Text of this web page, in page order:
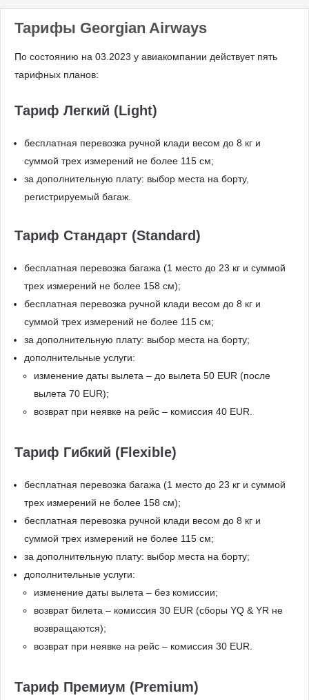
Тарифы Georgian Airways
По состоянию на 03.2023 у авиакомпании действует пять
тарифных планов:
Тариф Легкий (Light)
бесплатная перевозка ручной клади весом до 8 кг и
суммой трех измерений не более 115 см;
за дополнительную плату: выбор места на борту,
регистрируемый багаж.
Тариф Стандарт (Standard)
бесплатная перевозка багажа (1 место до 23 кг и суммой
трех измерений не более 158 см);
бесплатная перевозка ручной клади весом до 8 кг и
суммой трех измерений не более 115 см;
за дополнительную плату: выбор места на борту;
дополнительные услуги:
изменение даты вылета – до вылета 50 EUR (после
вылета 70 EUR);
возврат при неявке на рейс – комиссия 40 EUR.
Тариф Гибкий (Flexible)
бесплатная перевозка багажа (1 место до 23 кг и суммой
трех измерений не более 158 см);
бесплатная перевозка ручной клади весом до 8 кг и
суммой трех измерений не более 115 см;
за дополнительную плату: выбор места на борту;
дополнительные услуги:
изменение даты вылета – без комиссии;
возврат билета – комиссия 30 EUR (сборы YQ & YR не
возвращаются);
возврат при неявке на рейс – комиссия 30 EUR.
Тариф Премиум (Premium)